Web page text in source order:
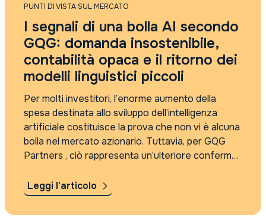
PUNTI DI VISTA SUL MERCATO
I segnali di una bolla AI secondo
GQG: domanda insostenibile,
contabilità opaca e il ritorno dei
modelli linguistici piccoli
Per molti investitori, l’enorme aumento della
spesa destinata allo sviluppo dell’intelligenza
artificiale costituisce la prova che non vi è alcuna
bolla nel mercato azionario. Tuttavia, per GQG
Partners , ciò rappresenta un’ulteriore conferma
posto a una crisi, proprio come è avvenuto nel...
Leggi l'articolo